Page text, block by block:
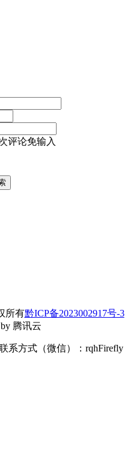
评论免输入
所有黔ICP备2023002917号-3
腾讯云
方式（微信）：rqhFirefly